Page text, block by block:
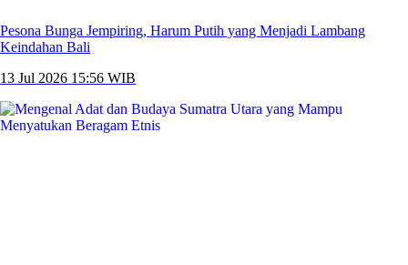
Pesona Bunga Jempiring, Harum Putih yang Menjadi Lambang
Keindahan Bali
13 Jul 2026 15:56 WIB